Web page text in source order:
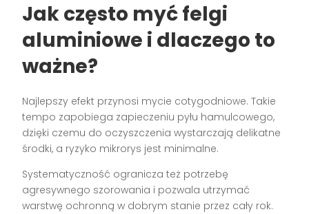
Jak często myć felgi
aluminiowe i dlaczego to
ważne?
Najlepszy efekt przynosi mycie cotygodniowe. Takie
tempo zapobiega zapieczeniu pyłu hamulcowego,
dzięki czemu do oczyszczenia wystarczają delikatne
środki, a ryzyko mikrorys jest minimalne.
Systematyczność ogranicza też potrzebę
agresywnego szorowania i pozwala utrzymać
warstwę ochronną w dobrym stanie przez cały rok.